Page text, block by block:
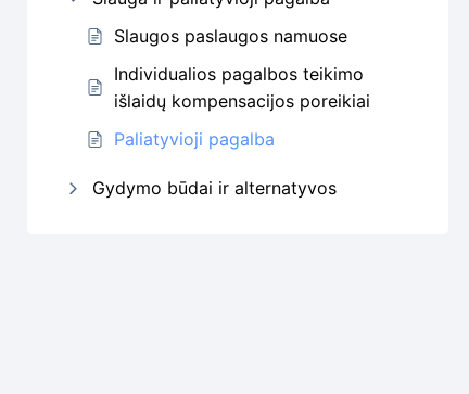
Slaugos paslaugos namuose
Individualios pagalbos teikimo
išlaidų kompensacijos poreikiai
Paliatyvioji pagalba
Gydymo būdai ir alternatyvos